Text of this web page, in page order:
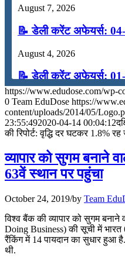
August 7, 2026
📝 डेली करेंट अफेयर्स:
August 4, 2026
📝 डेली करेंट अफेयर्स:
July 31, 2026
📝 डेली करेंट अफेयर्स:
📝 डेली करेंट अफेयर्स:
📝 डेली करेंट अफेयर्स:
July 22, 2026
https://www.edudose.com/wp-
0 Team EduDose https://
content/uploads/2014/05/
23:55:492020-04-14 00:04:12
की रिपोर्ट: वृद्धि दर घटकर 1.8% रह
व्यापार को सुगम बनाने
63वें स्थान पर पहुंचा
October 24, 2019/by Team
विश्व बैंक की व्यापार को सुगम
Doing Business) की सूची में भारत
रैंकिंग में 14 पायदान का सुधार हुआ
थी.